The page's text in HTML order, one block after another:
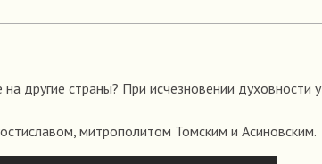
другие страны? При исчезновении духовности у
митрополитом Томским и Асиновским.